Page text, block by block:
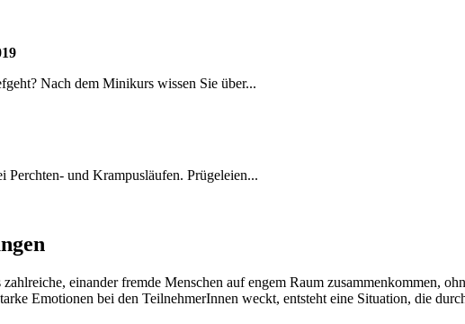
Nach dem Minikurs wissen Sie über...
Perchten- und Krampusläufen. Prügeleien...
einander fremde Menschen auf engem Raum zusammenkommen,
Emotionen bei den TeilnehmerInnen weckt, entsteht eine Situation, die